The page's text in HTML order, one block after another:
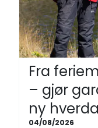
Fra
– gjør
ny
04/08/2026